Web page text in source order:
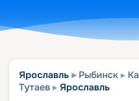
Ярославль Рыбинск
Тутаев
Ярославль